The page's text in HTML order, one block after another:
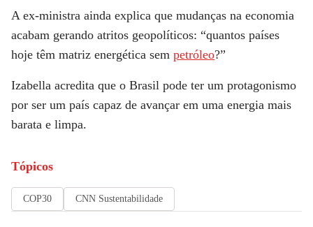
A ex-ministra ainda explica que mudanças na economia
acabam gerando atritos geopolíticos: “quantos países
hoje têm matriz energética sem petróleo?”
Izabella acredita que o Brasil pode ter um protagonismo
por ser um país capaz de avançar em uma energia mais
barata e limpa.
Tópicos
COP30 CNN Sustentabilidade